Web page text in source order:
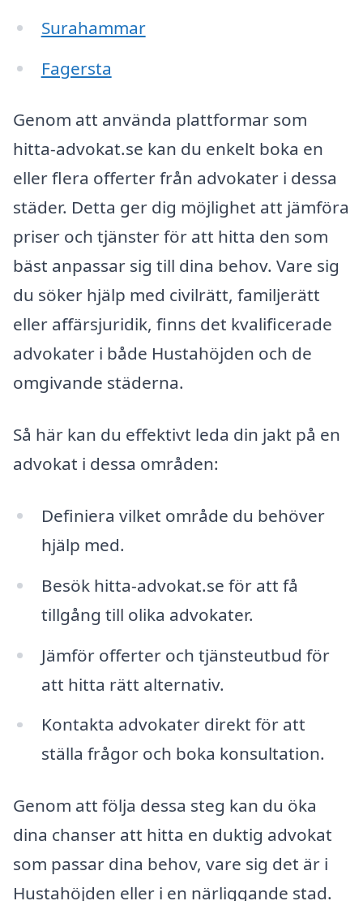
Surahammar
Fagersta
Genom att använda plattformar som
hitta-advokat.se kan du enkelt boka en
eller flera offerter från advokater i dessa
städer. Detta ger dig möjlighet att jämföra
priser och tjänster för att hitta den som
bäst anpassar sig till dina behov. Vare sig
du söker hjälp med civilrätt, familjerätt
eller affärsjuridik, finns det kvalificerade
advokater i både Hustahöjden och de
omgivande städerna.
Så här kan du effektivt leda din jakt på en
advokat i dessa områden:
Definiera vilket område du behöver
hjälp med.
Besök hitta-advokat.se för att få
tillgång till olika advokater.
Jämför offerter och tjänsteutbud för
att hitta rätt alternativ.
Kontakta advokater direkt för att
ställa frågor och boka konsultation.
Genom att följa dessa steg kan du öka
dina chanser att hitta en duktig advokat
som passar dina behov, vare sig det är i
Hustahöjden eller i en närliggande stad.